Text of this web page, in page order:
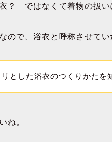
？ ではなくて着物の扱
ので、浴衣と呼称させてい
とした浴衣のつくりかたを
ね。